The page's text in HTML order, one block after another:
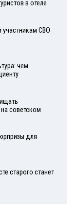
в отеле
участникам СВО
чем
советском
для
старого станет